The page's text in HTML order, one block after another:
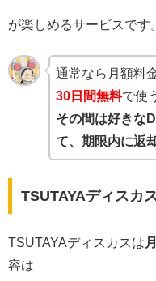
が楽しめるサービスで
通常なら月額料
30日間無料で使
その間は好きな
て、期限内に返
TSUTAYAディスカ
TSUTAYAディスカスは
容は